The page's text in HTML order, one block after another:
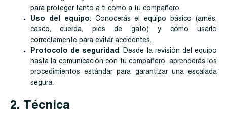
para proteger tanto a ti como a tu compañero.
Uso del equipo: Conocerás el equipo básico (arnés,
casco, cuerda, pies de gato) y cómo usarlo
correctamente para evitar accidentes.
Protocolo de seguridad: Desde la revisión del equipo
hasta la comunicación con tu compañero, aprenderás los
procedimientos estándar para garantizar una escalada
segura.
2. Técnica